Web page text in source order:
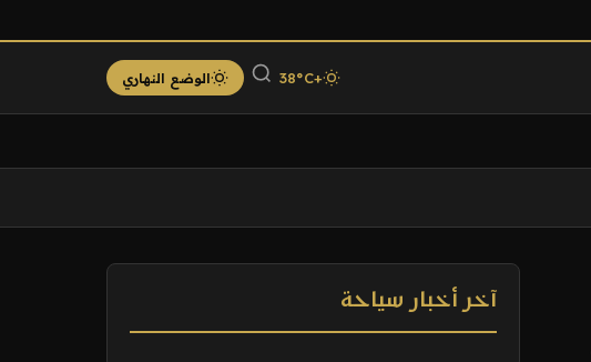
+38°C الوضع النهاري
آخر أخبار سياحة